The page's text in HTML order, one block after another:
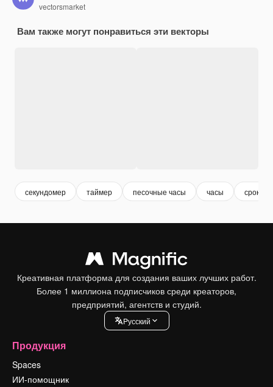
vectorsmarket
Вам также могут понравиться эти векторы
секундомер таймер песочные часы часы срок
Креативная платформа для создания ваших лучших работ.
Более 1 миллиона подписчиков среди креаторов,
предприятий, агентств и студий.
Pусский
Продукция
Spaces
ИИ-помощник